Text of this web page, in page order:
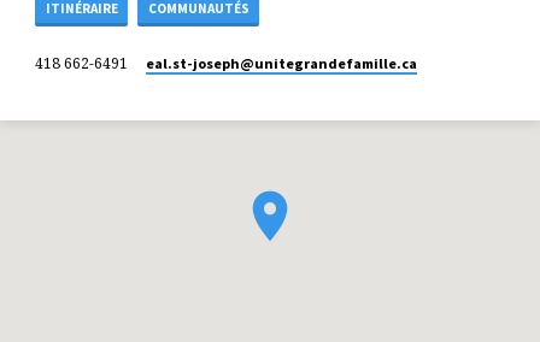
ITINÉRAIRE COMMUNAUTÉS
418 662-6491 eal.st-joseph​@unitegrandefamille.ca